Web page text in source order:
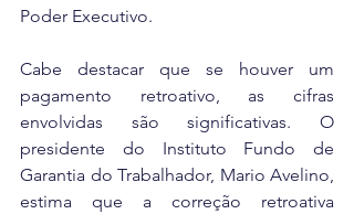
Poder Executivo.
Cabe destacar que se houver um
pagamento retroativo, as cifras
envolvidas são significativas. O
presidente do Instituto Fundo de
Garantia do Trabalhador, Mario Avelino,
estima que a correção retroativa